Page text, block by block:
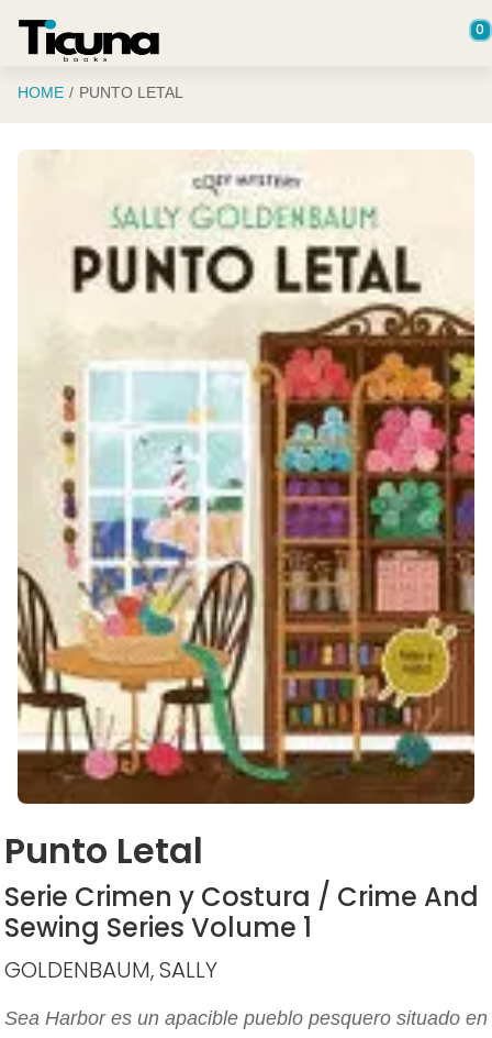
0
HOME PUNTO LETAL
Punto Letal
Serie Crimen y Costura / Crime And
Sewing Series Volume 1
GOLDENBAUM, SALLY
Sea Harbor es un apacible pueblo pesquero situado en